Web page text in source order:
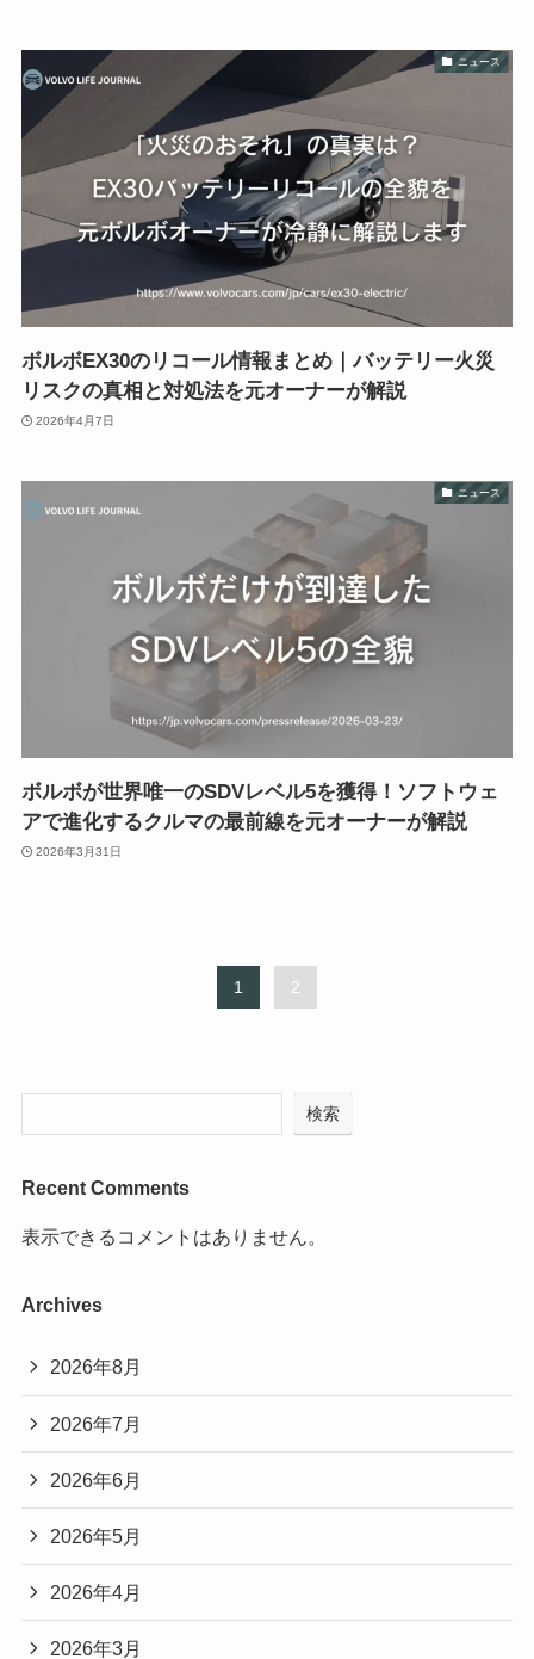
ニュース
ボルボEX30のリコール情報まとめ｜バッテリー火災
リスクの真相と対処法を元オーナーが解説
2026年4月7日
ニュース
ボルボが世界唯一のSDVレベル5を獲得！ソフトウェ
アで進化するクルマの最前線を元オーナーが解説
2026年3月31日
1 2
検索
Recent Comments
表示できるコメントはありません。
Archives
2026年8月
2026年7月
2026年6月
2026年5月
2026年4月
2026年3月